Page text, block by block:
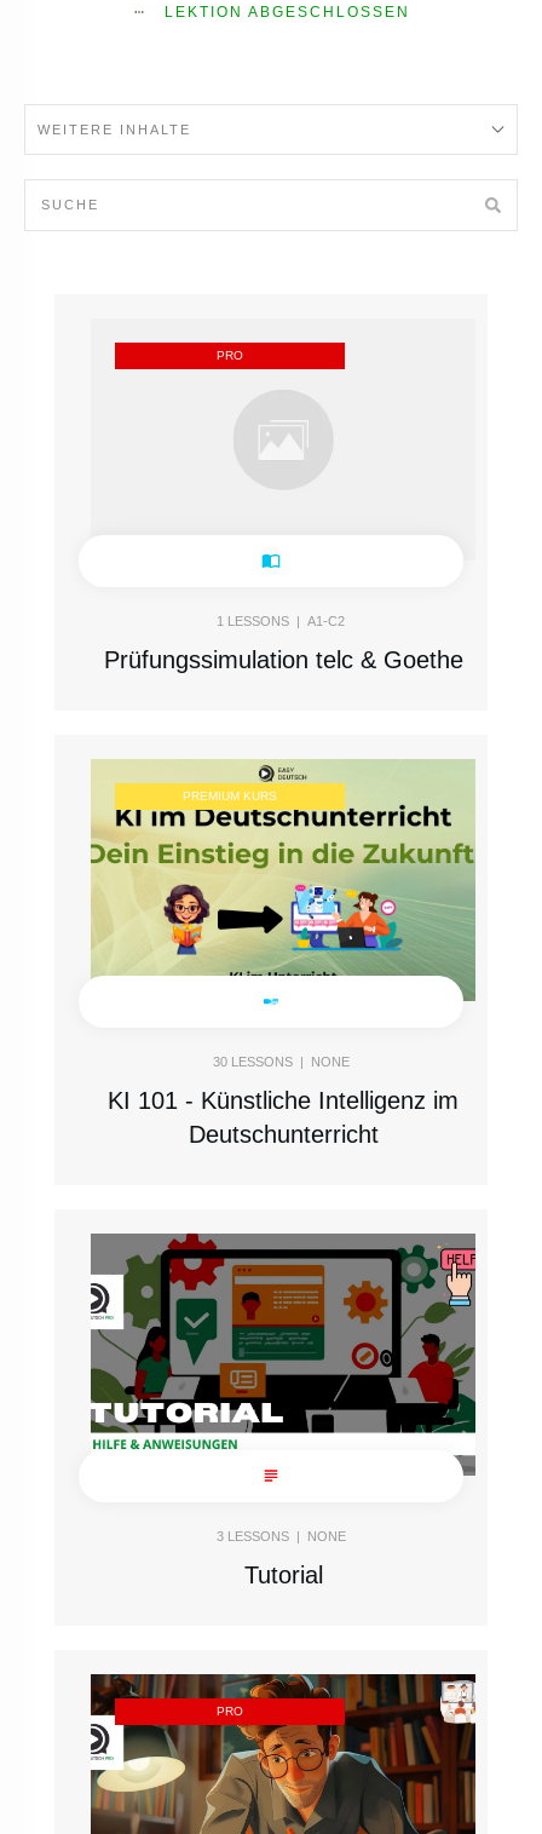
LEKTION ABGESCHLOSSEN
WEITERE INHALTE
PRO
1 LESSONS | A1-C2
Prüfungssimulation telc & Goethe
PREMIUM KURS
30LESSONS | NONE
KI 101 - Künstliche Intelligenz im
Deutschunterricht
3LESSONS | NONE
Tutorial
PRO